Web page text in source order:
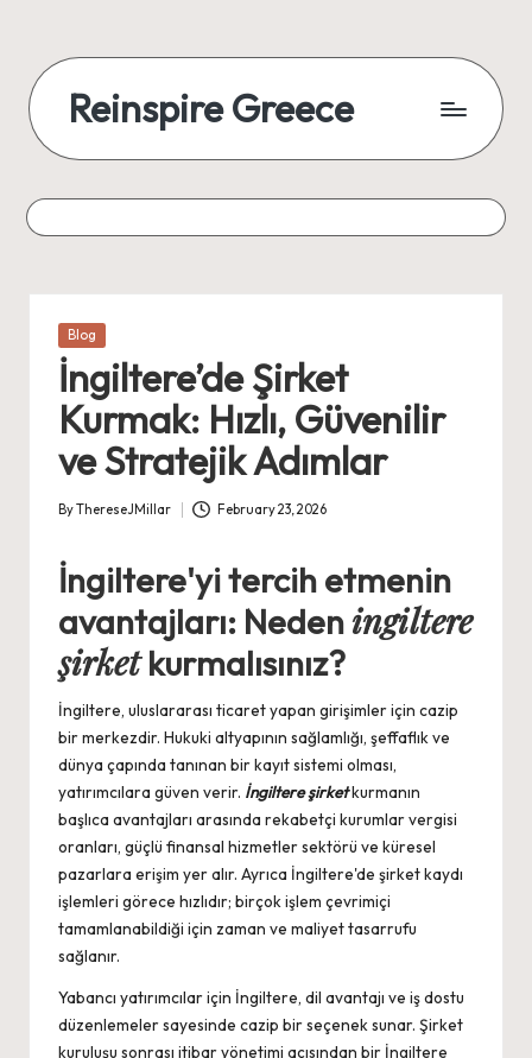
Reinspire Greece
Posted
in
Blog
İngiltere’de Şirket
Kurmak: Hızlı, Güvenilir
ve Stratejik Adımlar
Posted
ByThereseJMillar February 23, 2026
İngiltere'yi tercih etmenin
avantajları: Nedeningiltere
şirketkurmalısınız?
İngiltere, uluslararası ticaret yapan girişimler için cazip
bir merkezdir. Hukuki altyapının sağlamlığı, şeffaflık ve
dünya çapında tanınan bir kayıt sistemi olması,
yatırımcılara güven verir. İngiltere şirketkurmanın
başlıca avantajları arasında rekabetçi kurumlar vergisi
oranları, güçlü finansal hizmetler sektörü ve küresel
pazarlara erişim yer alır. Ayrıca İngiltere'de şirket kaydı
işlemleri görece hızlıdır; birçok işlem çevrimiçi
tamamlanabildiği için zaman ve maliyet tasarrufu
sağlanır.
Yabancı yatırımcılar için İngiltere, dil avantajı ve iş dostu
düzenlemeler sayesinde cazip bir seçenek sunar. Şirket
kuruluşu sonrası itibar yönetimi açısından bir İngiltere